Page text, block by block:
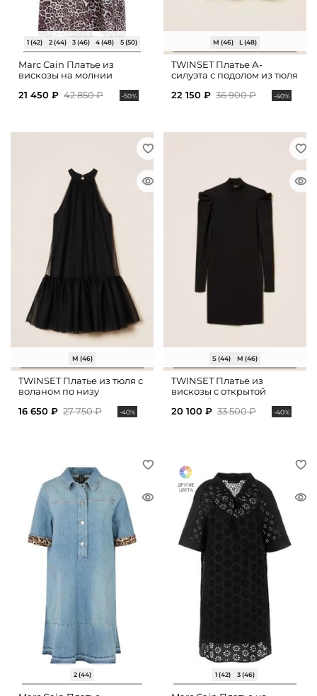
1 (42) 2 (44) 3 (46) 4 (48) 5 (50)
Marc Cain Платье из
вискозы на молнии
21 450 ₽ 42 850 ₽ -50%
M (46) L (48)
TWINSET Платье А-
силуэта с подолом из тюля
22 150 ₽ 36 900 ₽ -40%
M (46)
TWINSET Платье из тюля с
воланом по низу
16 650 ₽ 27 750 ₽ -40%
S (44) M (46)
TWINSET Платье из
вискозы с открытой
спинкой
20 100 ₽ 33 500 ₽ -40%
2 (44) 1 (42) 3 (46)